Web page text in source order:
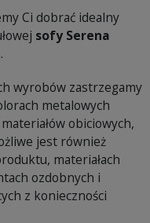
Ci dobrać idealny
sofy Serena
wyrobów zastrzegamy
metalowych
obiciowych,
jest również
materiałach
ozdobnych i
z konieczności